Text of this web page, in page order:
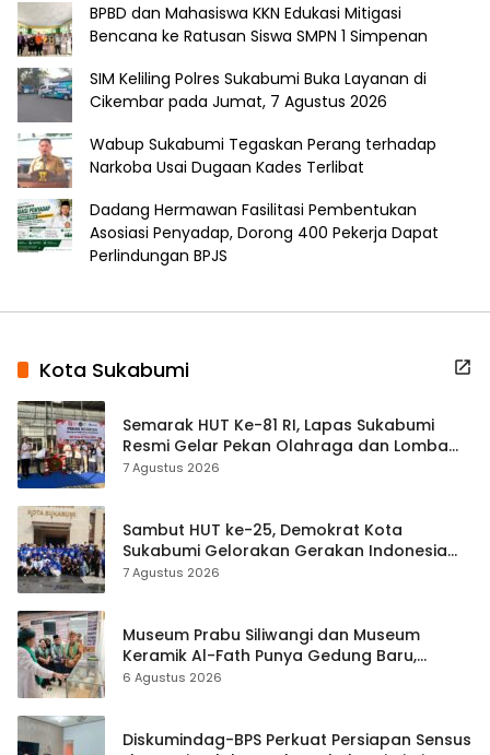
BPBD dan Mahasiswa KKN Edukasi Mitigasi
Bencana ke Ratusan Siswa SMPN 1 Simpenan
SIM Keliling Polres Sukabumi Buka Layanan di
Cikembar pada Jumat, 7 Agustus 2026
Wabup Sukabumi Tegaskan Perang terhadap
Narkoba Usai Dugaan Kades Terlibat
Dadang Hermawan Fasilitasi Pembentukan
Asosiasi Penyadap, Dorong 400 Pekerja Dapat
Perlindungan BPJS
Kota Sukabumi
Semarak HUT Ke-81 RI, Lapas Sukabumi
Resmi Gelar Pekan Olahraga dan Lomba
Tradisional
7 Agustus 2026
Sambut HUT ke-25, Demokrat Kota
Sukabumi Gelorakan Gerakan Indonesia
ASRI Lewat Aksi Bersih Masjid Agung
7 Agustus 2026
Museum Prabu Siliwangi dan Museum
Keramik Al-Fath Punya Gedung Baru,
Hampir 500 Koleksi Dipisahkan
6 Agustus 2026
Diskumindag-BPS Perkuat Persiapan Sensus